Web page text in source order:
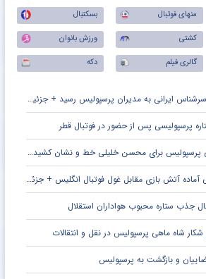
منهای فوتبال
بسکتبال
کشتی
ورزش بانوان
گالری فیلم دکه
ایرانی به مدیران پرسپولیس رسید + جزئیات
پرسپولیسی پس از حضور در فوتبال قطر
برای محسن خلیلی خط و نشان کشید + جزئیات
آماده آتش بازی مقابل غول فوتبال انگلیس + جزئیات
جذب ستاره محبوب هواداران استقلال
شکار شاه ماهی پرسپولیس در نقل و انتقالات
و بازگشت به پرسپولیس